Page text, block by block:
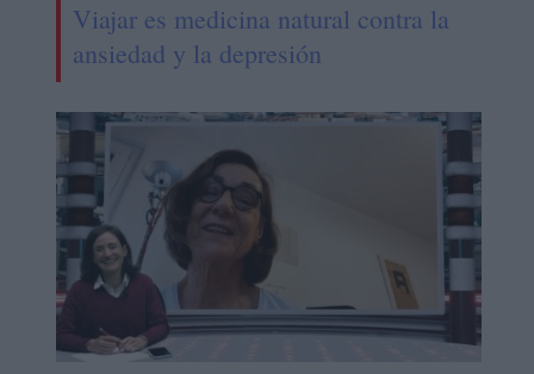
Viajar es medicina natural contra la
ansiedad y la depresión